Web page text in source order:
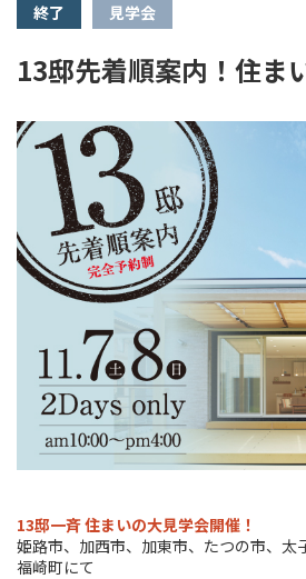
終了 見学会
13邸先着順案内！住ま
13邸一斉 住まいの大見学会開催！
姫路市、加西市、加東市、たつの市、太
福崎町にて